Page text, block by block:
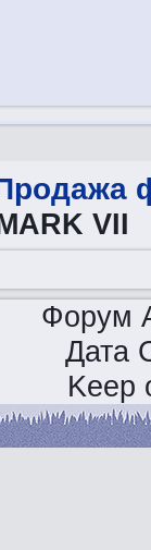
VII
Форум
Дата
Keep